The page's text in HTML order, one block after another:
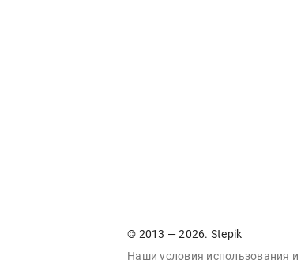
© 2013 — 2026. Stepik
Наши условия использования и